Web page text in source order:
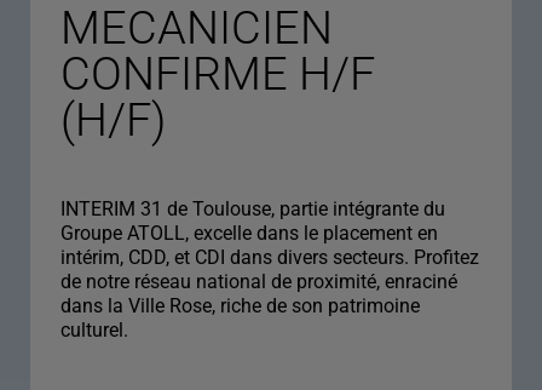
MECANICIEN
CONFIRME H/F
(H/F)
INTERIM 31 de Toulouse, partie intégrante du
Groupe ATOLL, excelle dans le placement en
intérim, CDD, et CDI dans divers secteurs. Profitez
de notre réseau national de proximité, enraciné
dans la Ville Rose, riche de son patrimoine
culturel.